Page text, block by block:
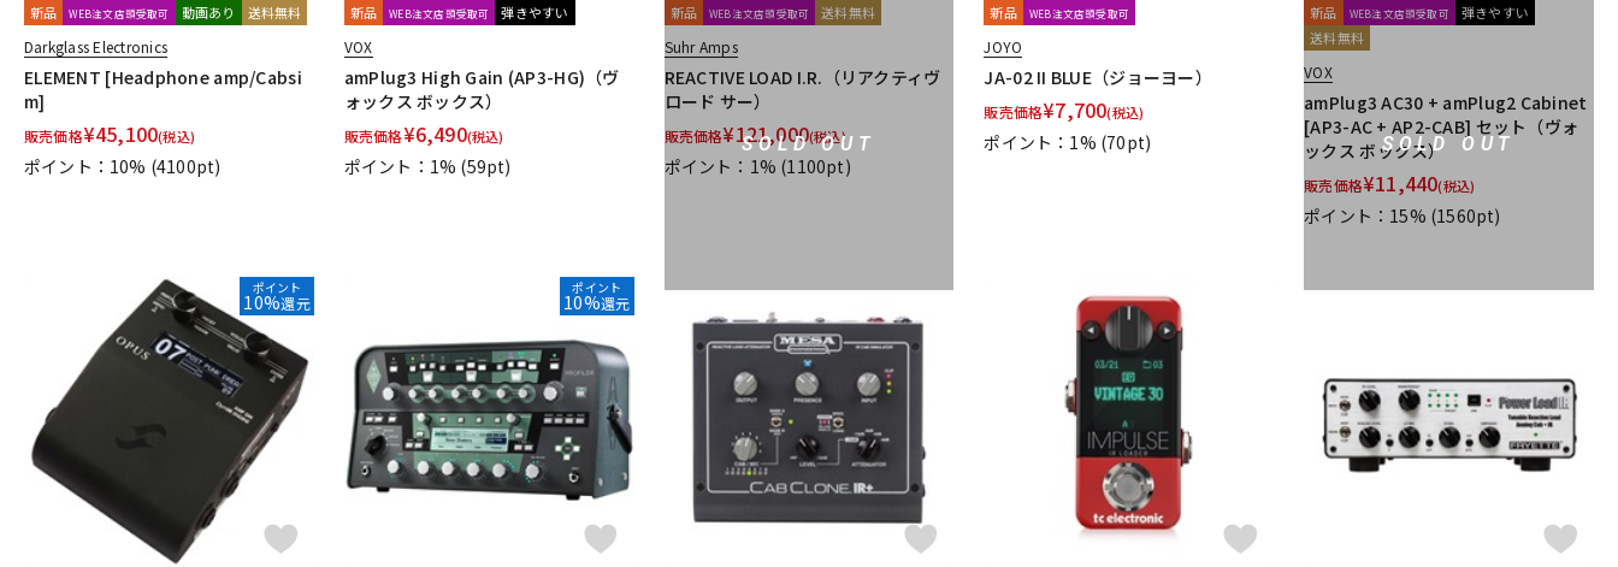
新品 WEB注文店頭受取可 動画あり 送料無料
Darkglass Electronics
ELEMENT [Headphone amp/Cabsi
m]
販売価格¥45,100(税込)
ポイント：10% (4100pt)
新品 WEB注文店頭受取可 弾きやすい
VOX
amPlug3 High Gain (AP3-HG)（ヴ
ォックス ボックス）
販売価格¥6,490(税込)
ポイント：1% (59pt)
SOLD OUT
新品 WEB注文店頭受取可 送料無料
Suhr Amps
REACTIVE LOAD I.R.（リアクティヴ
ロード サー）
販売価格¥121,000(税込)
ポイント：1% (1100pt)
新品 WEB注文店頭受取可
JOYO
JA-02 II BLUE（ジョーヨー）
販売価格¥7,700(税込)
ポイント：1% (70pt) SOLD OUT
新品 WEB注文店頭受取可
弾きやすい
送料無料
VOX
amPlug3 AC30 + amPlug2 Cabinet
[AP3-AC + AP2-CAB] セット（ヴォ
ックス ボックス）
販売価格¥11,440(税込)
ポイント：15% (1560pt)
ポイント
10%還元
ポイント
10%還元